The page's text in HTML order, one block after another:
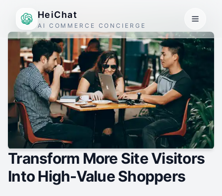
HeiChat
AI COMMERCE CONCIERGE
Transform More Site Visitors
Into High-Value Shoppers